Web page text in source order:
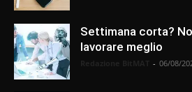
Settimana corta?
lavorare meglio
- 06/08/